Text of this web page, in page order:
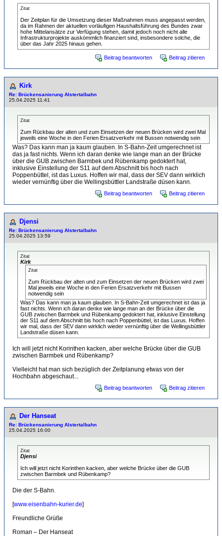
Zitat
Der Zeitplan für die Umsetzung dieser Maßnahmen muss angepasst werden,
da im Rahmen der aktuellen vorläufigen Haushaltsführung des Bundes zwar
hohe Mittelansätze zur Verfügung stehen, damit jedoch noch nicht alle
Infrastrukturprojekte auskömmlich finanziert sind, insbesondere solche, die
über das Jahr 2025 hinaus gehen.
Beitrag beantworten Beitrag zitieren
Kirk
Re: Brückensanierung Alstertalbahn
25.04.2025 11:41
Zitat
Zum Rückbau der alten und zum Einsetzen der neuen Brücken wird zwei Mal
jeweils eine Woche in den Ferien Ersatzverkehr mit Bussen notwendig sein
Was? Das kann man ja kaum glauben. In S-Bahn-Zeit umgerechnet ist
das ja fast nichts. Wenn ich daran denke wie lange man an der Brücke
über die GUB zwischen Barmbek und Rübenkamp gedoktert hat,
inklusive Einstellung der S11 auf dem Abschnitt bis hoch nach
Poppenbüttel, ist das Luxus. Hoffen wir mal, dass der SEV dann wirklich
wieder vernünftig über die Wellingsbüttler Landstraße düsen kann.
Beitrag beantworten Beitrag zitieren
Djensi
Re: Brückensanierung Alstertalbahn
25.04.2025 13:59
Zitat
Kirk
Zitat
Zum Rückbau der alten und zum Einsetzen der neuen Brücken wird zwei
Mal jeweils eine Woche in den Ferien Ersatzverkehr mit Bussen
notwendig sein
Was? Das kann man ja kaum glauben. In S-Bahn-Zeit umgerechnet ist das ja
fast nichts. Wenn ich daran denke wie lange man an der Brücke über die
GUB zwischen Barmbek und Rübenkamp gedoktert hat, inklusive Einstellung
der S11 auf dem Abschnitt bis hoch nach Poppenbüttel, ist das Luxus. Hoffen
wir mal, dass der SEV dann wirklich wieder vernünftig über die Wellingsbüttler
Landstraße düsen kann.
Ich will jetzt nicht Korinthen kacken, aber welche Brücke über die GUB
zwischen Barmbek und Rübenkamp?
Vielleicht hat man sich bezüglich der Zeitplanung etwas von der
Hochbahn abgeschaut...
Beitrag beantworten Beitrag zitieren
Der Hanseat
Re: Brückensanierung Alstertalbahn
25.04.2025 16:00
Zitat
Djensi
Ich will jetzt nicht Korinthen kacken, aber welche Brücke über die GUB
zwischen Barmbek und Rübenkamp?
Die der S-Bahn.
[www.eisenbahn-kurier.de]
Freundliche Grüße
Roman – Der Hanseat